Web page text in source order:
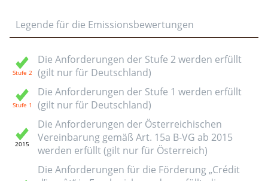
Legende für die Emissionsbewertungen
Die Anforderungen der Stufe 2 werden erfüllt
(gilt nur für Deutschland)
Die Anforderungen der Stufe 1 werden erfüllt
(gilt nur für Deutschland)
Die Anforderungen der Österreichischen
Vereinbarung gemäß Art. 15a B-VG ab 2015
werden erfüllt (gilt nur für Österreich)
Die Anforderungen für die Förderung „Crédit